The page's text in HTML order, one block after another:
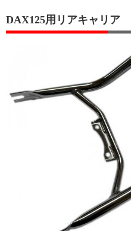
DAX125用リアキャリア